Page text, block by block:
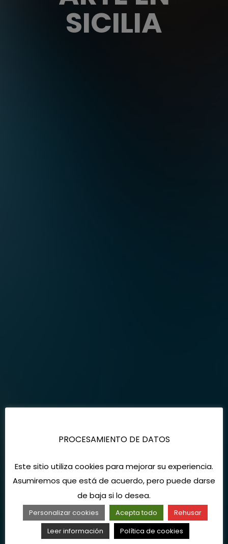
SICILIA
PROCESAMIENTO DE DATOS
Este sitio utiliza cookies para mejorar su experiencia.
Asumiremos que está de acuerdo, pero puede darse
de baja si lo desea.
Personalizar cookies Acepta todo
Rehusar
Leer información
Política de cookies